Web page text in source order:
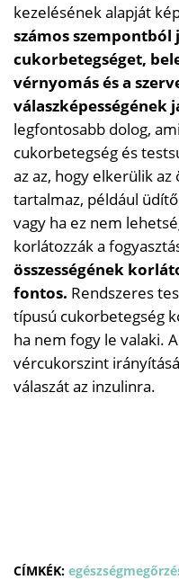
kezelésének alapját
számos
cukorbetegséget,
vérnyomás és a
válaszképességének
legfontosabb dolog,
cukorbetegség és
az az, hogy elkerülik
tartalmaz, például
vagy ha ez nem
korlátozzák a
összességének
fontos. Rendszeres
típusú cukorbetegség
ha nem fogy le valaki.
vércukorszint
válaszát az inzulinra.
CÍMKÉK: